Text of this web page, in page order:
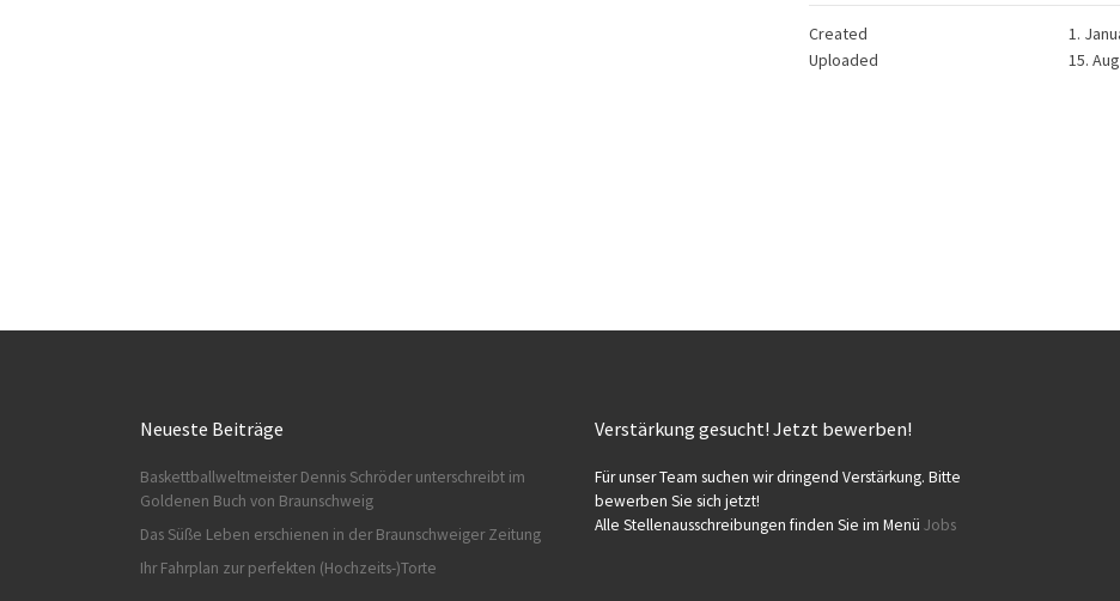
Created
1.
Uploaded
15.
Neueste Beiträge
Baskettballweltmeister Dennis Schröder unterschreibt im
Goldenen Buch von Braunschweig
Das Süße Leben erschienen in der Braunschweiger Zeitung
Ihr Fahrplan zur perfekten (Hochzeits-)Torte
Verstärkung gesucht! Jetzt bewerben!
Für unser Team suchen wir dringend Verstärkung. Bitte
bewerben Sie sich jetzt!
Alle Stellenausschreibungen finden Sie im Menü Jobs